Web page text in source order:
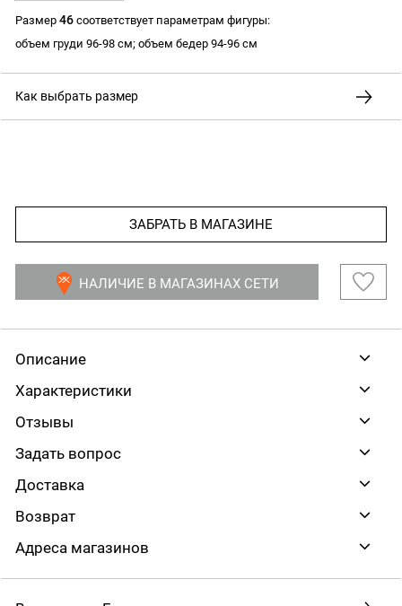
Размер 46 соответствует параметрам фигуры:
объем груди 96-98 см; объем бедер 94-96 см
Как выбрать размер
ЗАБРАТЬ В МАГАЗИНЕ
НАЛИЧИЕ В МАГАЗИНАХ СЕТИ
Описание
Характеристики
Отзывы
Задать вопрос
Доставка
Возврат
Адреса магазинов